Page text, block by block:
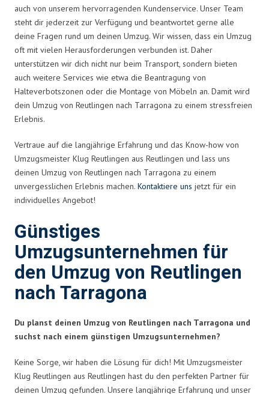
auch von unserem hervorragenden Kundenservice. Unser Team
steht dir jederzeit zur Verfügung und beantwortet gerne alle
deine Fragen rund um deinen Umzug. Wir wissen, dass ein Umzug
oft mit vielen Herausforderungen verbunden ist. Daher
unterstützen wir dich nicht nur beim Transport, sondern bieten
auch weitere Services wie etwa die Beantragung von
Halteverbotszonen oder die Montage von Möbeln an. Damit wird
dein Umzug von Reutlingen nach Tarragona zu einem stressfreien
Erlebnis.
Vertraue auf die langjährige Erfahrung und das Know-how von
Umzugsmeister Klug Reutlingen aus Reutlingen und lass uns
deinen Umzug von Reutlingen nach Tarragona zu einem
unvergesslichen Erlebnis machen. Kontaktiere uns jetzt für ein
individuelles Angebot!
Günstiges
Umzugsunternehmen für
den Umzug von Reutlingen
nach Tarragona
Du planst deinen Umzug von Reutlingen nach Tarragona und
suchst nach einem günstigen Umzugsunternehmen?
Keine Sorge, wir haben die Lösung für dich! Mit Umzugsmeister
Klug Reutlingen aus Reutlingen hast du den perfekten Partner für
deinen Umzug gefunden. Unsere langjährige Erfahrung und unser